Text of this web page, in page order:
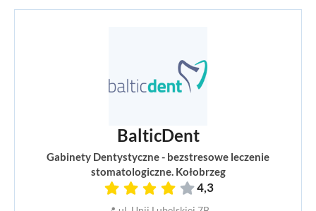
BalticDent
Gabinety Dentystyczne - bezstresowe leczenie
stomatologiczne. Kołobrzeg
4,3